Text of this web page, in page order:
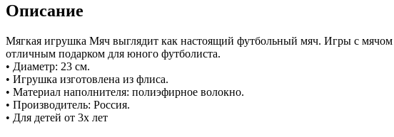
Описание
Мягкая игрушка Мяч выглядит как настоящий футбольный мяч. Игры с
отличным подарком для юного футболиста.
• Диаметр: 23 см.
• Игрушка изготовлена из флиса.
• Материал наполнителя: полиэфирное волокно.
• Производитель: Россия.
• Для детей от 3х лет